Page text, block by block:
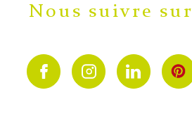
Nous suivre sur